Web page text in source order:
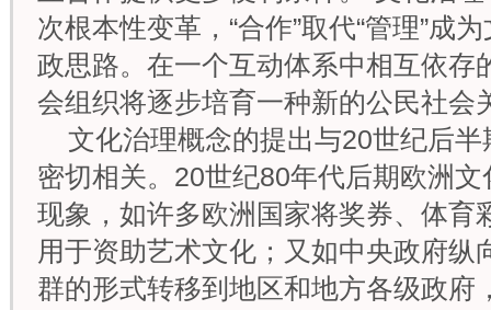
次根本性变革，“合作”取代“管理”成
政思路。在一个互动体系中相互依存
会组织将逐步培育一种新的公民社会
文化治理概念的提出与20世纪后
密切相关。20世纪80年代后期欧洲
现象，如许多欧洲国家将奖券、体育
用于资助艺术文化；又如中央政府纵
群的形式转移到地区和地方各级政府